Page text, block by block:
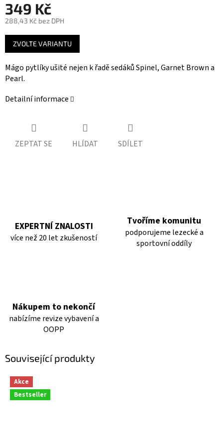
349 Kč
288,43 Kč bez DPH
Měrná
cena:
ZVOLTE VARIANTU
Mágo pytlíky ušité nejen k řadě sedáků Spinel, Garnet Brown a
Pearl.
Detailní informace
ZEPTAT SE HLÍDAT SDÍLET
EXPERTNÍ ZNALOSTI
více než 20 let zkušeností
Tvoříme komunitu
podporujeme lezecké a
sportovní oddíly
Nákupem to nekončí
nabízíme revize vybavení a
OOPP
Související produkty
Akce
Bestseller